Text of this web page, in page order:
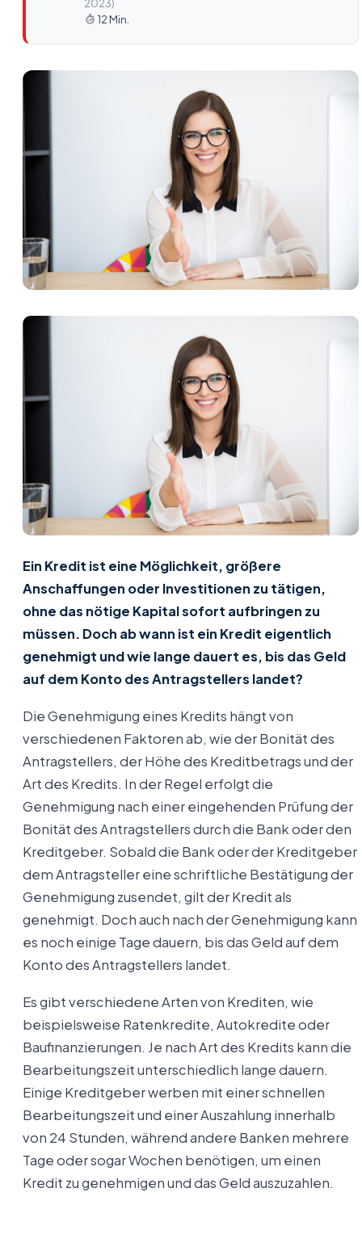
2023)
12 Min.
Ein Kredit ist eine Möglichkeit, größere
Anschaffungen oder Investitionen zu tätigen,
ohne das nötige Kapital sofort aufbringen zu
müssen. Doch ab wann ist ein Kredit eigentlich
genehmigt und wie lange dauert es, bis das Geld
auf dem Konto des Antragstellers landet?
Die Genehmigung eines Kredits hängt von
verschiedenen Faktoren ab, wie der Bonität des
Antragstellers, der Höhe des Kreditbetrags und der
Art des Kredits. In der Regel erfolgt die
Genehmigung nach einer eingehenden Prüfung der
Bonität des Antragstellers durch die Bank oder den
Kreditgeber. Sobald die Bank oder der Kreditgeber
dem Antragsteller eine schriftliche Bestätigung der
Genehmigung zusendet, gilt der Kredit als
genehmigt. Doch auch nach der Genehmigung kann
es noch einige Tage dauern, bis das Geld auf dem
Konto des Antragstellers landet.
Es gibt verschiedene Arten von Krediten, wie
beispielsweise Ratenkredite, Autokredite oder
Baufinanzierungen. Je nach Art des Kredits kann die
Bearbeitungszeit unterschiedlich lange dauern.
Einige Kreditgeber werben mit einer schnellen
Bearbeitungszeit und einer Auszahlung innerhalb
von 24 Stunden, während andere Banken mehrere
Tage oder sogar Wochen benötigen, um einen
Kredit zu genehmigen und das Geld auszuzahlen.